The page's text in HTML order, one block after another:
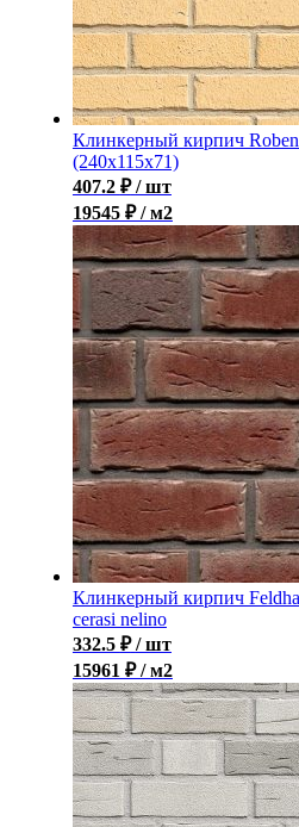
Клинкерный кирпич
(240х115х71)
407.2 ₽ / шт
19545 ₽ / м2
Клинкерный кирпич
cerasi nelino
332.5 ₽ / шт
15961 ₽ / м2